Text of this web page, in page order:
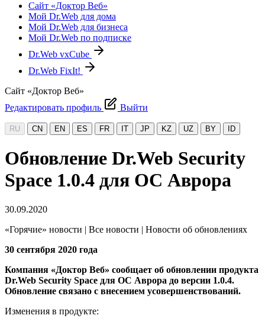
Сайт «Доктор Веб»
Мой Dr.Web для дома
Мой Dr.Web для бизнеса
Мой Dr.Web по подписке
Dr.Web vxCube
Dr.Web FixIt!
Сайт «Доктор Веб»
Редактировать профиль
Выйти
RU CN EN ES FR IT JP KZ UZ BY ID
Обновление Dr.Web Security
Space 1.0.4 для ОС Аврора
30.09.2020
«Горячие» новости | Все новости | Новости об обновлениях
30 сентября 2020 года
Компания «Доктор Веб» сообщает об обновлении продукта
Dr.Web Security Space для ОС Аврора до версии 1.0.4.
Обновление связано с внесением усовершенствований.
Изменения в продукте: